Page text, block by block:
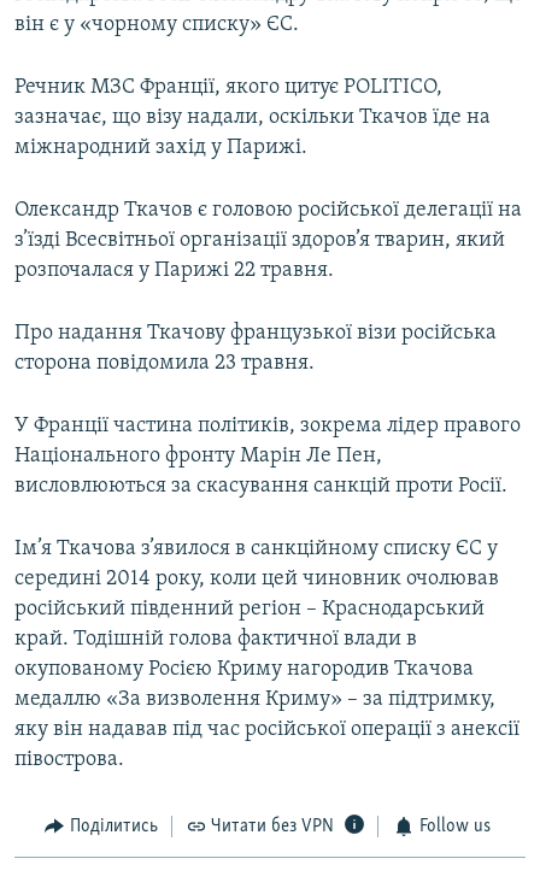
він є у «чорному списку» ЄС.
Речник МЗС Франції, якого цитує POLITICO,
зазначає, що візу надали, оскільки Ткачов їде на
міжнародний захід у Парижі.
Олександр Ткачов є головою російської делегації на
з’їзді Всесвітньої організації здоров’я тварин, який
розпочалася у Парижі 22 травня.
Про надання Ткачову французької візи російська
сторона повідомила 23 травня.
У Франції частина політиків, зокрема лідер правого
Національного фронту Марін Ле Пен,
висловлюються за скасування санкцій проти Росії.
Ім’я Ткачова з’явилося в санкційному списку ЄС у
середині 2014 року, коли цей чиновник очолював
російський південний регіон – Краснодарський
край. Тодішній голова фактичної влади в
окупованому Росією Криму нагородив Ткачова
медаллю «За визволення Криму» – за підтримку,
яку він надавав під час російської операції з анексії
півострова.
Поділитись Читати без VPN Follow us